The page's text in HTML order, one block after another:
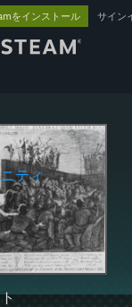
ティ
をインストール サイン